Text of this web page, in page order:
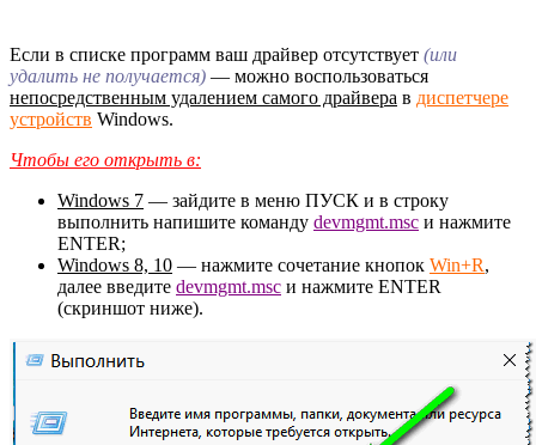
Если в списке программ ваш драйвер отсутствует (или
удалить не получается) — можно воспользоваться
непосредственным удалением самого драйвера в диспетчере
устройств Windows.
Чтобы его открыть в:
Windows 7 — зайдите в меню ПУСК и в строку
выполнить напишите команду devmgmt.msc и нажмите
ENTER;
Windows 8, 10 — нажмите сочетание кнопок Win+R,
далее введите devmgmt.msc и нажмите ENTER
(скриншот ниже).